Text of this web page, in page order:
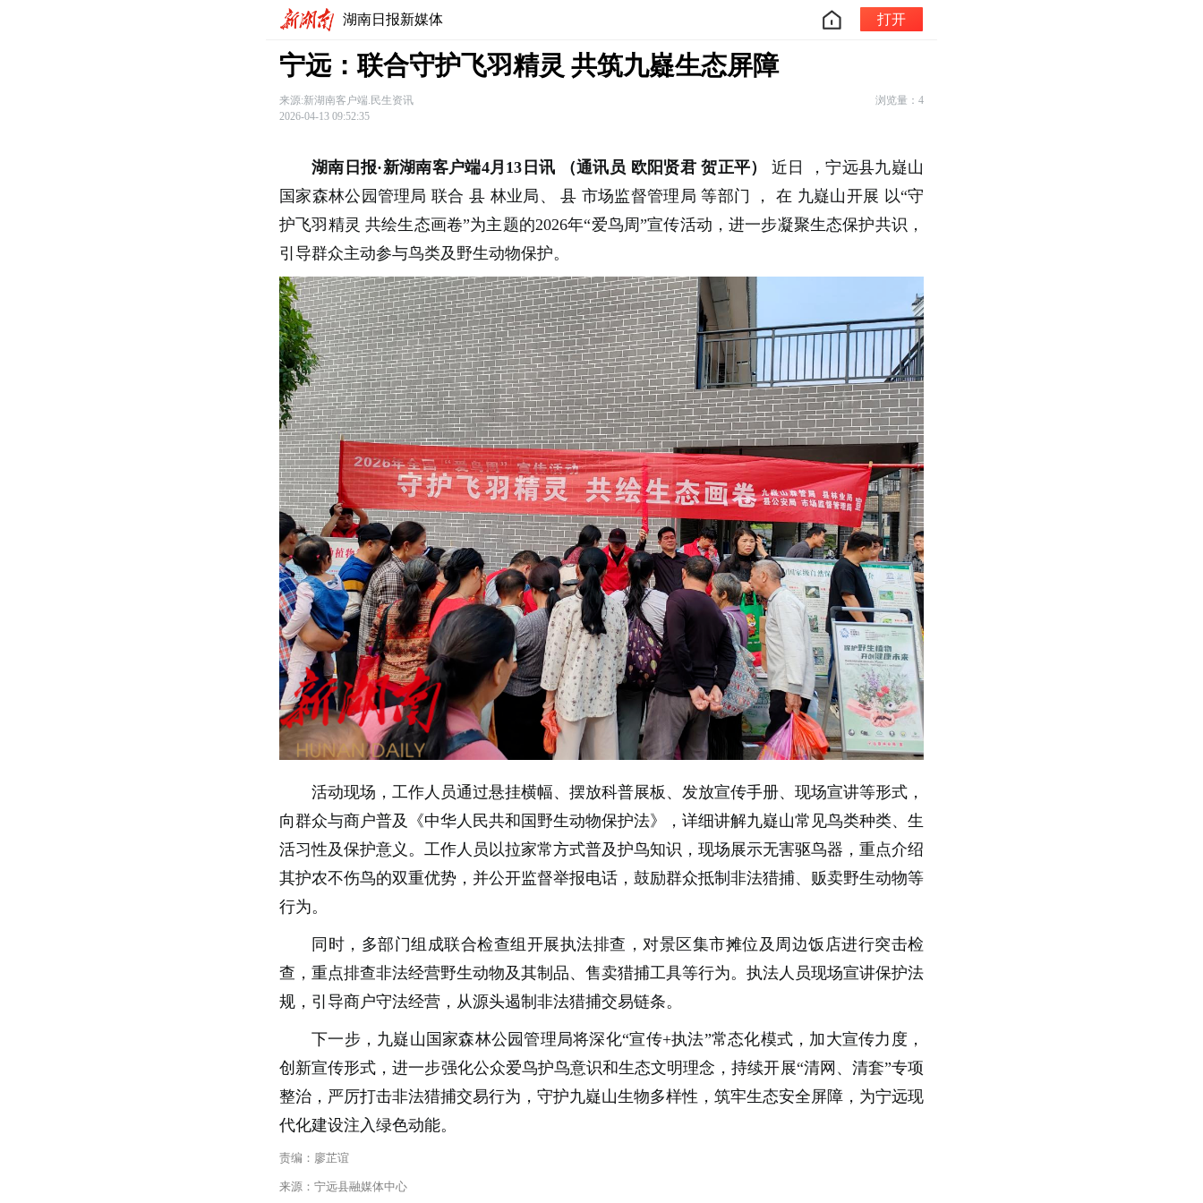
湖南日报新媒体 打开
宁远：联合守护飞羽精灵 共筑九嶷生态屏障
来源:新湖南客户端.民生资讯
浏览量：4
2026-04-13 09:52:35
湖南日报·新湖南客户端4月13日讯 （通讯员 欧阳贤君 贺正平） 近日
，宁远县九嶷山
国家森林公园管理局 联合 县 林业局、 县 市场监督管理局 等部门 ， 在 九嶷山开展 以“守
护飞羽精灵 共绘生态画卷”为主题的2026年“爱鸟周”宣传活动，进一步凝聚生态保护共识，
引导群众主动参与鸟类及野生动物保护。
​活动现场，工作人员通过悬挂横幅、摆放科普展板、发放宣传手册、现场宣讲等形式，
向群众与商户普及《中华人民共和国野生动物保护法》，详细讲解九嶷山常见鸟类种类、生
活习性及保护意义。工作人员以拉家常方式普及护鸟知识，现场展示无害驱鸟器，重点介绍
其护农不伤鸟的双重优势，并公开监督举报电话，鼓励群众抵制非法猎捕、贩卖野生动物等
行为。
同时，多部门组成联合检查组开展执法排查，对景区集市摊位及周边饭店进行突击检
查，重点排查非法经营野生动物及其制品、售卖猎捕工具等行为。执法人员现场宣讲保护法
规，引导商户守法经营，从源头遏制非法猎捕交易链条。
下一步，九嶷山国家森林公园管理局将深化“宣传+执法”常态化模式，加大宣传力度，
创新宣传形式，进一步强化公众爱鸟护鸟意识和生态文明理念，持续开展“清网、清套”专项
整治，严厉打击非法猎捕交易行为，守护九嶷山生物多样性，筑牢生态安全屏障，为宁远现
代化建设注入绿色动能。
责编：廖芷谊
来源：宁远县融媒体中心